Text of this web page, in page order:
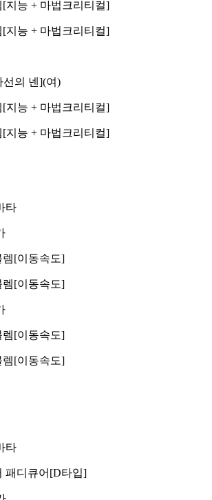
지능 + 마법크리티컬]
지능 + 마법크리티컬]
선의 넨](여)
지능 + 마법크리티컬]
지능 + 마법크리티컬]
타
렘[이동속도]
렘[이동속도]
렘[이동속도]
렘[이동속도]
타
패디큐어[D타입]